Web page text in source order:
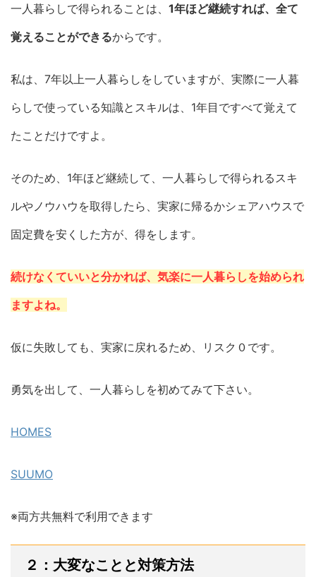
一人暮らしで得られることは、 1年ほど継続すれば、全て
覚えることができるからです。
私は、7年以上一人暮らしをしていますが、実際に一人暮
らしで使っている知識とスキルは、1年目ですべて覚えて
たことだけですよ。
そのため、1年ほど継続して、一人暮らしで得られるスキ
ルやノウハウを取得したら、実家に帰るかシェアハウスで
固定費を安くした方が、得をします。
続けなくていいと分かれば、気楽に一人暮らしを始められ
ますよね。
仮に失敗しても、実家に戻れるため、リスク０です。
勇気を出して、一人暮らしを初めてみて下さい。
HOMES
SUUMO
※両方共無料で利用できます
２：大変なことと対策方法